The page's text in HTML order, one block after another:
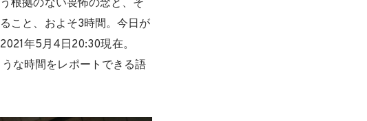
根拠のない畏怖の念と、そ
こと、およそ3時間。今日が
年5月4日20:30現在。
な時間をレポートできる語